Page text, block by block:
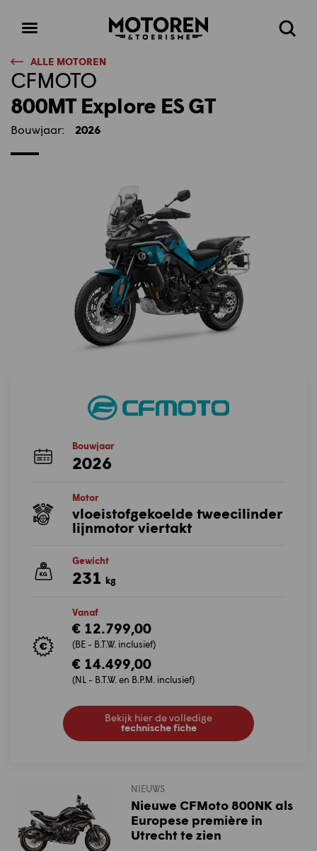
Open
Homepage Zoeken
ALLE MOTOREN
CFMOTO
800MT Explore ES GT
Bouwjaar: 2026
Bouwjaar
2026
Motor
vloeistofgekoelde tweecilinder
lijnmotor viertakt
Gewicht
231 kg
Vanaf
€ 12.799,00
(BE - B.T.W. inclusief)
€ 14.499,00
(NL - B.T.W. en B.P.M. inclusief)
Bekijk hier de volledige
technische fiche
NIEUWS
Nieuwe CFMoto 800NK als
Europese première in
Utrecht te zien